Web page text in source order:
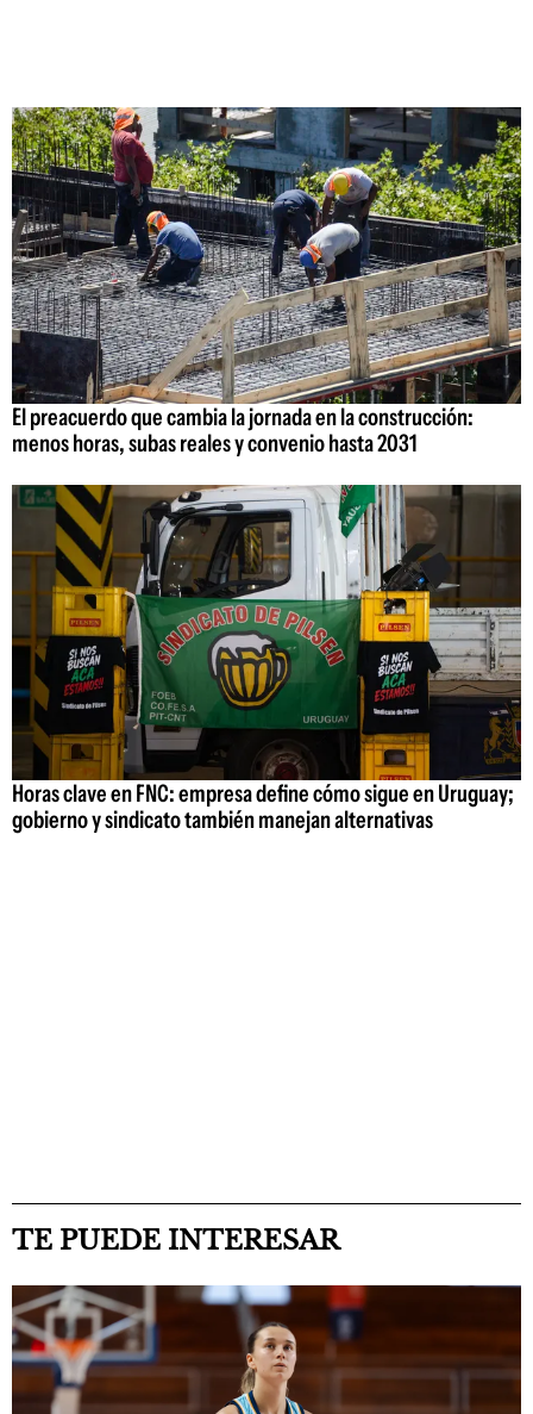
El preacuerdo que cambia la jornada en la construcción:
menos horas, subas reales y convenio hasta 2031
Horas clave en FNC: empresa define cómo sigue en Uruguay;
gobierno y sindicato también manejan alternativas
TE PUEDE INTERESAR